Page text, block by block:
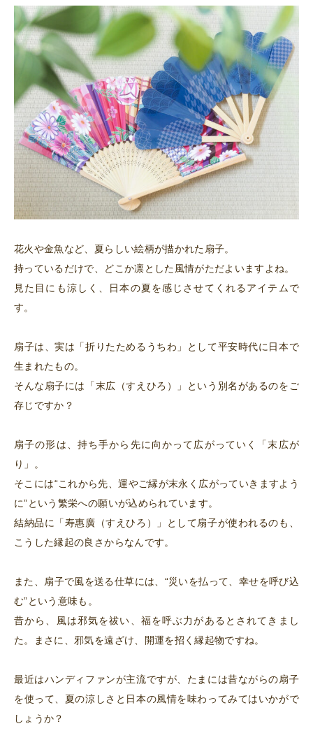
花火や金魚など、夏らしい絵柄が描かれた扇子。
持っているだけで、どこか凛とした風情がただよいますよね。
見た目にも涼しく、日本の夏を感じさせてくれるアイテムで
す。
扇子は、実は「折りたためるうちわ」として平安時代に日本で
生まれたもの。
そんな扇子には「末広（すえひろ）」という別名があるのをご
存じですか？
扇子の形は、持ち手から先に向かって広がっていく「末広が
り」。
そこには“これから先、運やご縁が末永く広がっていきますよう
に”という繁栄への願いが込められています。
結納品に「寿惠廣（すえひろ）」として扇子が使われるのも、
こうした縁起の良さからなんです。
また、扇子で風を送る仕草には、“災いを払って、幸せを呼び込
む”という意味も。
昔から、風は邪気を祓い、福を呼ぶ力があるとされてきまし
た。まさに、邪気を遠ざけ、開運を招く縁起物ですね。
最近はハンディファンが主流ですが、たまには昔ながらの扇子
を使って、夏の涼しさと日本の風情を味わってみてはいかがで
しょうか？